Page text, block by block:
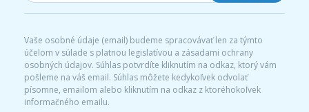
Vaše osobné údaje (email) budeme spracovávať len za týmto
účelom v súlade s platnou legislatívou a zásadami ochrany
osobných údajov. Súhlas potvrdíte kliknutím na odkaz, ktorý vám
pošleme na váš email. Súhlas môžete kedykoľvek odvolať
písomne, emailom alebo kliknutím na odkaz z ktoréhokoľvek
informačného emailu.